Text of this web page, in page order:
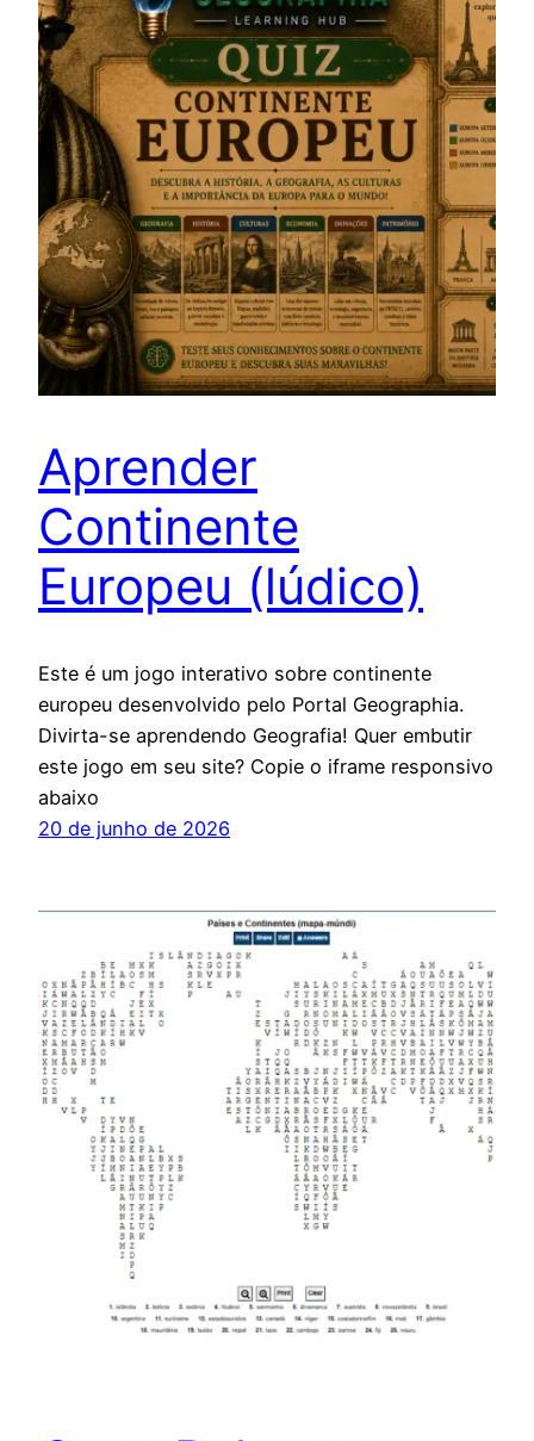
Aprender
Continente
Europeu (lúdico)
Este é um jogo interativo sobre continente
europeu desenvolvido pelo Portal Geographia.
Divirta-se aprendendo Geografia! Quer embutir
este jogo em seu site? Copie o iframe responsivo
abaixo
20 de junho de 2026